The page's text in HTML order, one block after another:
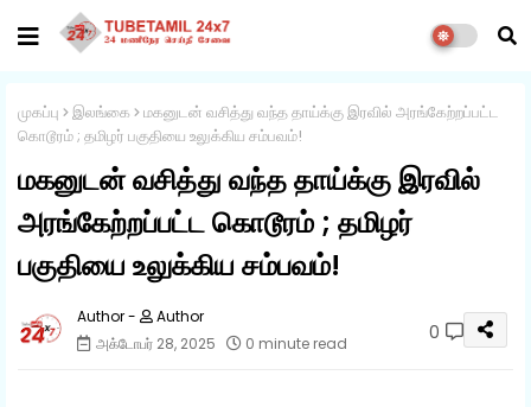
முகப்பு இலங்கை
மகனுடன் வசித்து வந்த தாய்க்கு இரவில் அரங்கேற்றப்பட்ட
கொடூரம் ; தமிழர் பகுதியை உலுக்கிய சம்பவம்!
மகனுடன் வசித்து வந்த தாய்க்கு இரவில்
அரங்கேற்றப்பட்ட கொடூரம் ; தமிழர்
பகுதியை உலுக்கிய சம்பவம்!
Author
அக்டோபர் 28, 2025
0 minute read 0